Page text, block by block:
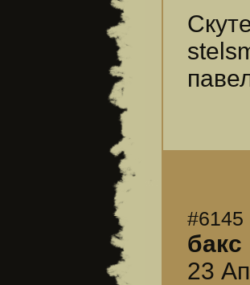
#6145
бакс
23